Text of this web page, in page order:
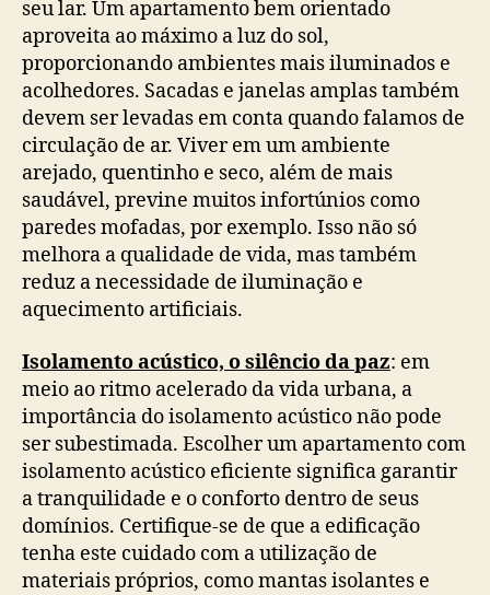
seu lar. Um apartamento bem orientado
aproveita ao máximo a luz do sol,
proporcionando ambientes mais iluminados e
acolhedores. Sacadas e janelas amplas também
devem ser levadas em conta quando falamos de
circulação de ar. Viver em um ambiente
arejado, quentinho e seco, além de mais
saudável, previne muitos infortúnios como
paredes mofadas, por exemplo. Isso não só
melhora a qualidade de vida, mas também
reduz a necessidade de iluminação e
aquecimento artificiais.
Isolamento acústico, o silêncio da paz: em
meio ao ritmo acelerado da vida urbana, a
importância do isolamento acústico não pode
ser subestimada. Escolher um apartamento com
isolamento acústico eficiente significa garantir
a tranquilidade e o conforto dentro de seus
domínios. Certifique-se de que a edificação
tenha este cuidado com a utilização de
materiais próprios, como mantas isolantes e